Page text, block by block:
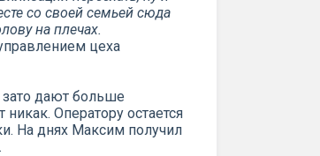
со своей семьей сюда
на плечах.
цеха
зато дают больше
Оператору остается
На днях Максим получил